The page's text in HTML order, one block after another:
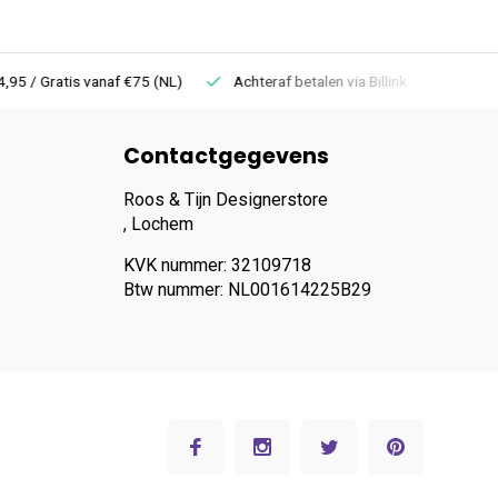
vanaf €75 (NL) Achteraf betalen via Billink
Contactgegevens
Roos & Tijn Designerstore
, Lochem
KVK nummer: 32109718
Btw nummer: NL001614225B29